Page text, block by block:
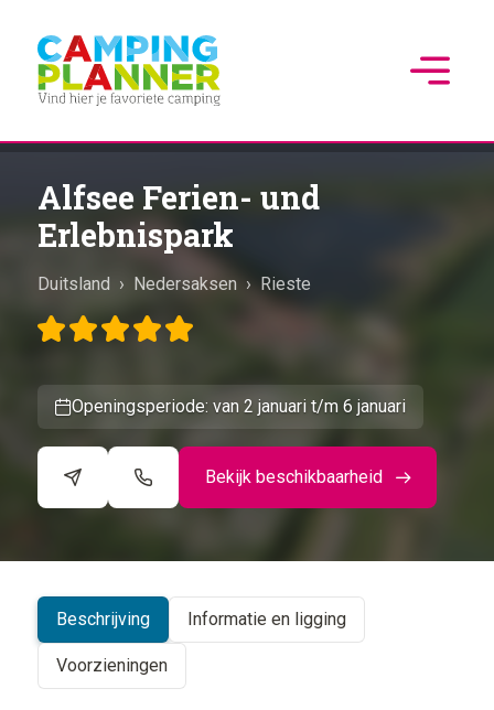
Alfsee Ferien- und
Erlebnispark
Duitsland › Nedersaksen › Rieste
Openingsperiode: van 2 januari t/m 6 januari
Bekijk beschikbaarheid
+
Beschrijving Informatie en ligging
Voorzieningen